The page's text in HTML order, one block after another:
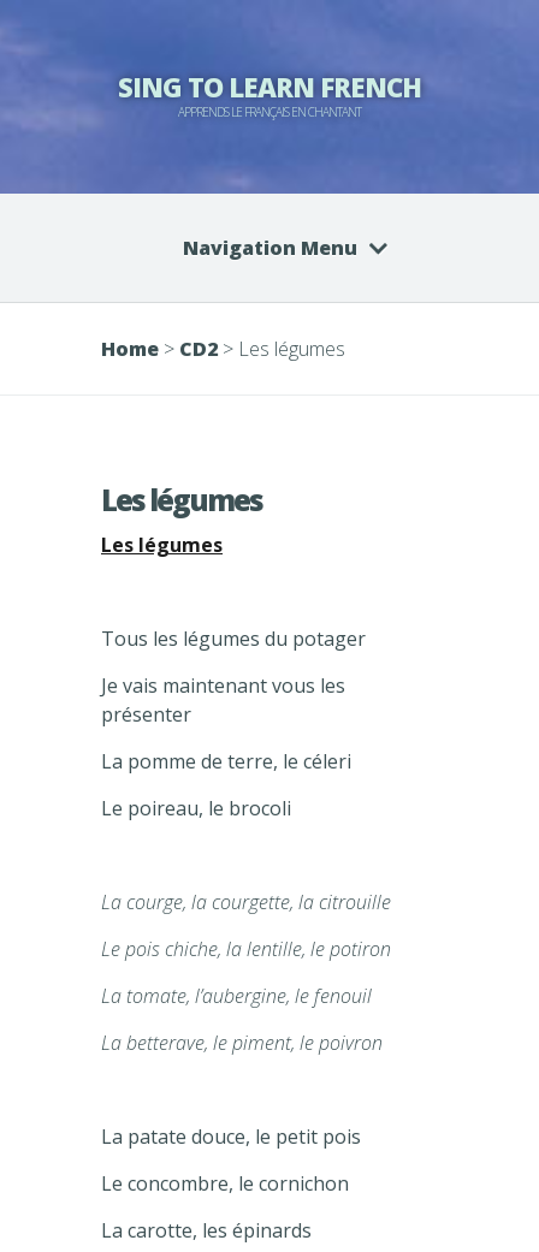
SING TO LEARN FRENCH
APPRENDS LE FRANÇAIS EN CHANTANT
Navigation Menu
Home > CD2 > Les légumes
Les légumes
Les légumes
Tous les légumes du potager
Je vais maintenant vous les
présenter
La pomme de terre, le céleri
Le poireau, le brocoli
La courge, la courgette, la citrouille
Le pois chiche, la lentille, le potiron
La tomate, l’aubergine, le fenouil
La betterave, le piment, le poivron
La patate douce, le petit pois
Le concombre, le cornichon
La carotte, les épinards